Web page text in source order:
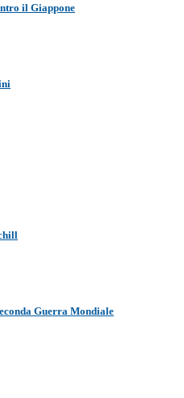
il Giappone
Guerra Mondiale